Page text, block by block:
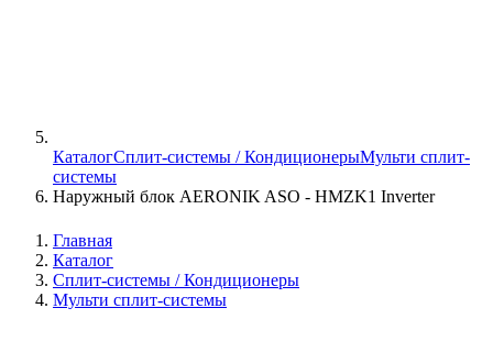
КаталогСплит-системы / КондиционерыМульти сплит-
системы
Наружный блок AERONIK ASO - HMZK1 Inverter
Главная
Каталог
Сплит-системы / Кондиционеры
Мульти сплит-системы